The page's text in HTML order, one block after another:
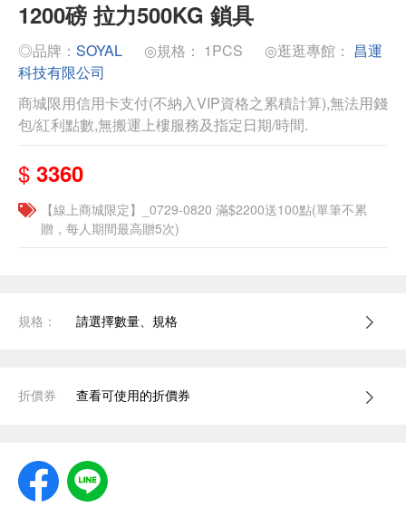
1200磅 拉力500KG 鎖具
◎品牌： SOYAL ◎規格： 1PCS ◎逛逛專館： 昌運
科技有限公司
商城限用信用卡支付(不納入VIP資格之累積計算),無法用錢
包/紅利點數,無搬運上樓服務及指定日期/時間.
$ 3360
【線上商城限定】_0729-0820 滿$2200送100點(單筆不累
贈，每人期間最高贈5次)
規格： 請選擇數量、規格
折價券 查看可使用的折價券